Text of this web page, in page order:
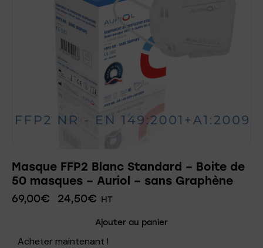
Masque FFP2 Blanc Standard – Boite de
50 masques – Auriol – sans Graphène
69,00€ 24,50€ HT
Ajouter au panier
Acheter maintenant !